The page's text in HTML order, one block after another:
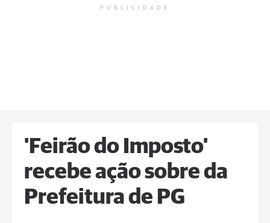
PUBLICIDADE
'Feirão do Imposto'
recebe ação sobre da
Prefeitura de PG